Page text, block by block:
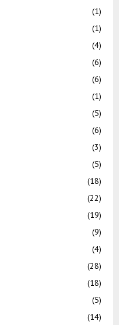
(1)
(1)
(4)
(6)
(6)
(1)
(5)
(6)
(3)
(5)
(18)
(22)
(19)
(9)
(4)
(28)
(18)
(5)
(14)